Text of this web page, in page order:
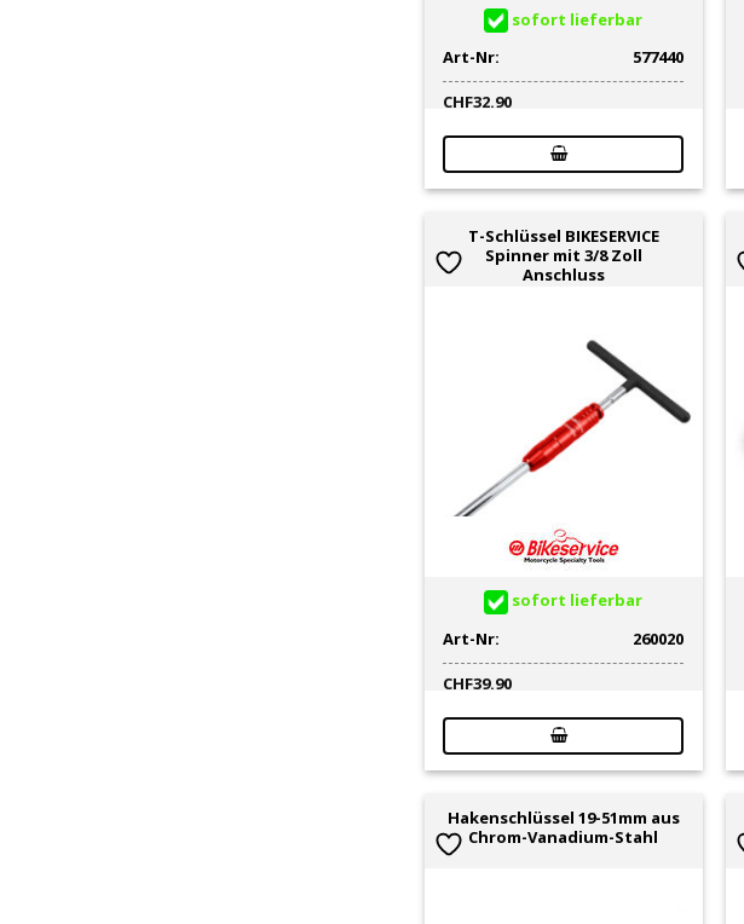
sofort lieferbar
Art-Nr:
577440
CHF32.90
T-Schlüssel BIKESERVICE
Spinner mit 3/8 Zoll
Anschluss
sofort lieferbar
Art-Nr:
260020
CHF39.90
Hakenschlüssel 19-51mm aus
Chrom-Vanadium-Stahl